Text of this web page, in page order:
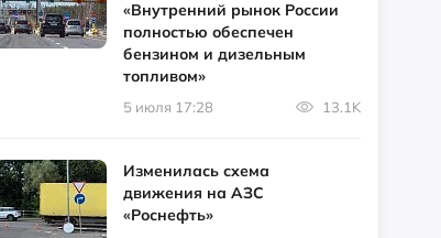
«Внутренний рынок России
полностью обеспечен
бензином и дизельным
топливом»
5 июля 17:28 13.1K
Изменилась схема
движения на АЗС
«Роснефть»